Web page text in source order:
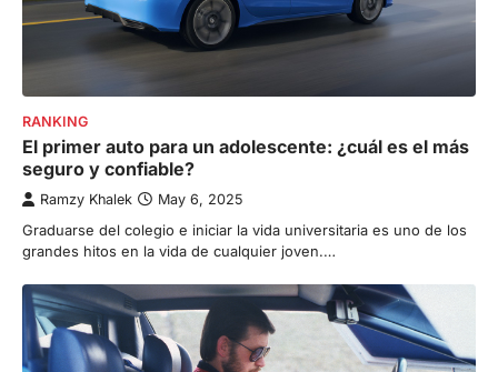
RANKING
El primer auto para un adolescente: ¿cuál es el más
seguro y confiable?
Ramzy Khalek May 6, 2025
Graduarse del colegio e iniciar la vida universitaria es uno de los
grandes hitos en la vida de cualquier joven.…